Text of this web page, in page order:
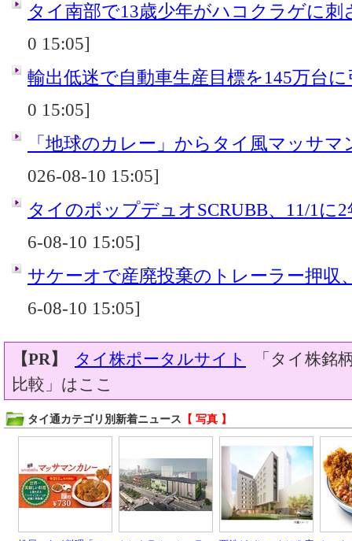
タイ南部で13歳少年がハコクラゲに刺
0 15:05]
輸出低迷で自動車生産目標を145万台
0 15:05]
「地球のカレー」からタイ風マッサマ
026-08-10 15:05]
タイのポップデュオSCRUBB、11/1に
6-08-10 15:05]
サケーオで産廃投棄のトレーラー押収
6-08-10 15:05]
【PR】 タイ株ポータルサイト
「タイ株銘
比較」はここ
タイ通カテゴリ別新着ニュース 【 写真 】